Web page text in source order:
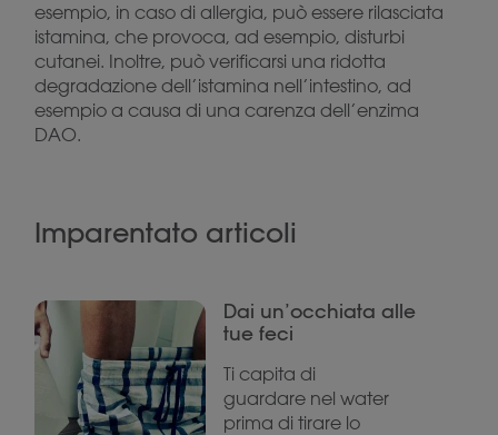
esempio, in caso di allergia, può essere rilasciata
istamina, che provoca, ad esempio, disturbi
cutanei. Inoltre, può verificarsi una ridotta
degradazione dell’istamina nell’intestino, ad
esempio a causa di una carenza dell’enzima
DAO.
Imparentato articoli
Dai un’occhiata alle
tue feci
Ti capita di
guardare nel water
prima di tirare lo